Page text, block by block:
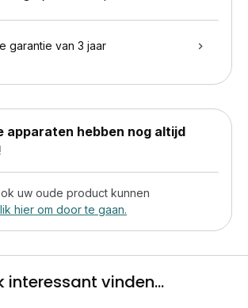
garantie van 3 jaar
apparaten hebben nog altijd
uw oude product kunnen
hier om door te gaan.
interessant vinden...